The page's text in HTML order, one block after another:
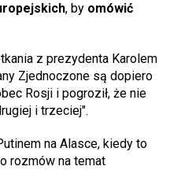
, by omówić
z prezydenta Karolem
Zjednoczone są dopiero
Rosji i pogroził, że nie
i trzeciej".
na Alasce, kiedy to
rozmów na temat